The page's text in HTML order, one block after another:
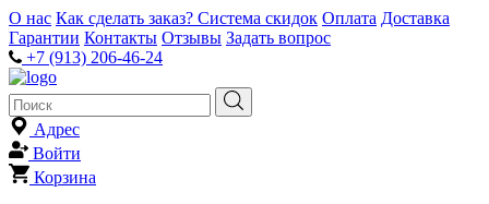
О нас Как сделать заказ? Система скидок Оплата Доставка
Гарантии Контакты Отзывы Задать вопрос
+7 (913) 206-46-24
Адрес
Войти
Корзина